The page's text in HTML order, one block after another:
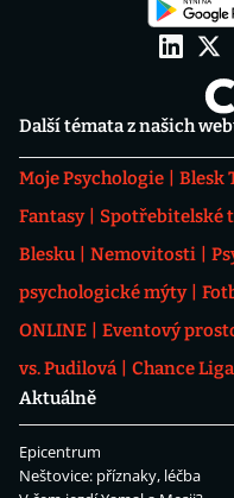
Další témata z našich
Moje Psychologie Blesk
Fantasy
Spotřebitelské
Blesku
Nemovitosti
psychologické mýty
ONLINE
Eventový
vs. Pudilová
Chance
Aktuálně
Epicentrum
Neštovice: příznaky, léčba